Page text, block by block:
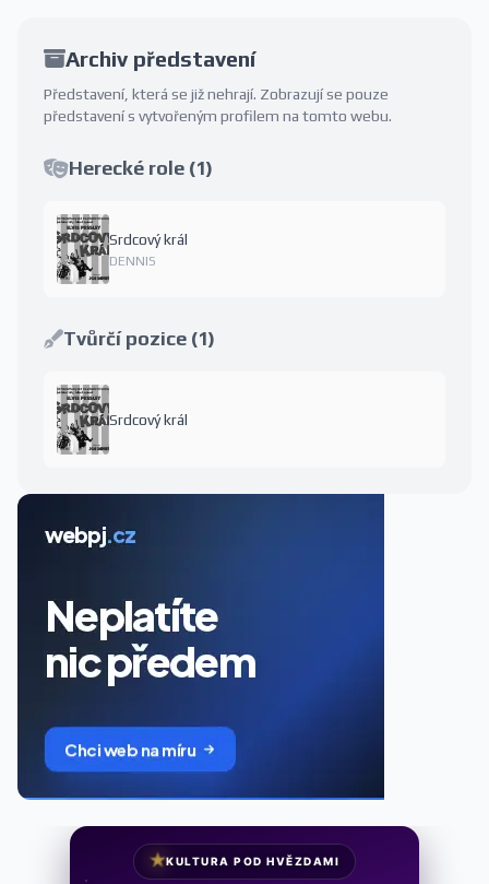
Archiv představení
Představení, která se již nehrají. Zobrazují se pouze
představení s vytvořeným profilem na tomto webu.
Herecké role (1)
Srdcový král
DENNIS
Tvůrčí pozice (1)
Srdcový král
★KULTURA POD HVĚZDAMI